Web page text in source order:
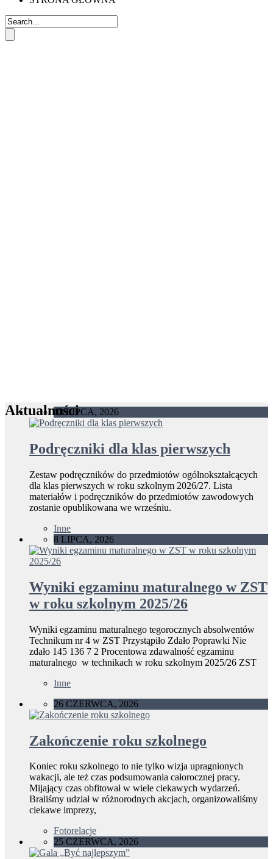
Aktualności13 LIPCA, 2026
Podręczniki dla klas pierwszych
Zestaw podręczników do przedmiotów ogólnokształcących
dla klas pierwszych w roku szkolnym 2026/27. Lista
materiałów i podręczników do przedmiotów zawodowych
zostanie opublikowana we wrześniu.
Inne
8 LIPCA, 2026
Wyniki egzaminu maturalnego w ZST
w roku szkolnym 2025/26
Wyniki egzaminu maturalnego tegorocznych absolwentów
Technikum nr 4 w ZST Przystąpiło Zdało Poprawki Nie
zdało 145 136 7 2 Procentowa zdawalność egzaminu
maturalnego w technikach w roku szkolnym 2025/26 ZST
Inne
26 CZERWCA, 2026
Zakończenie roku szkolnego
Koniec roku szkolnego to nie tylko wizja upragnionych
wakacji, ale też czas podsumowania całorocznej pracy.
Mijający czas obfitował w wiele ciekawych wydarzeń.
Braliśmy udział w różnorodnych akcjach, organizowaliśmy
ciekawe imprezy,
Fotorelacje
25 CZERWCA, 2026